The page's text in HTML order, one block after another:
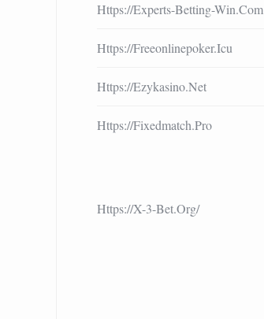
Https://experts-Betting-Win.com
Https://freeonlinepoker.icu
Https://ezykasino.net
Https://fixedmatch.pro
Https://x-3-Bet.org/